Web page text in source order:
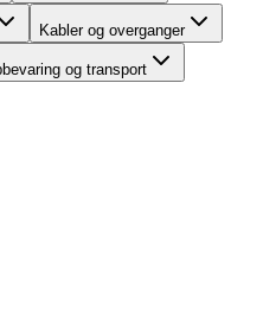
Kabler og overganger
og transport